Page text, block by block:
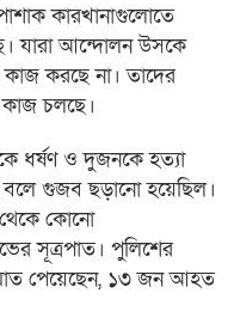
কারখানাগুলোতে
যারা আন্দোলন উসকে
করছে না। তাদের
চলছে।
ধর্ষণ ও দুজনকে হত্যা
গুজব ছড়ানো হয়েছিল।
কোনো
সূত্রপাত। পুলিশের
পেয়েছেন, ১৩ জন আহত